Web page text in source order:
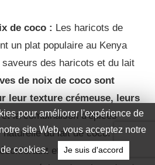
de coco : Les haricots de
un plat populaire au Kenya
des haricots et du lait
de noix de coco sont
leur texture crémeuse, leurs
et la combinaison d'épices
naturelle du lait de coco.Il
et copieux que de